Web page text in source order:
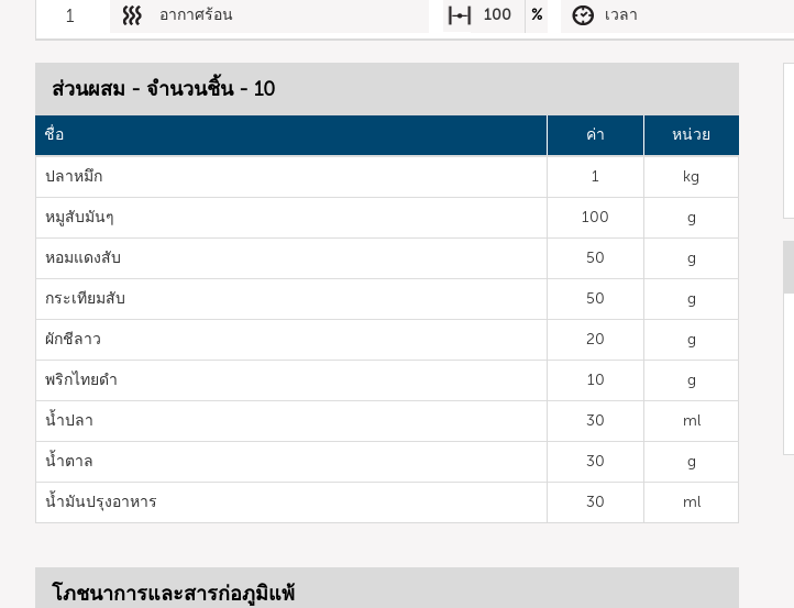
1 อากาศร้อน 100 % เวลา
ส่วนผสม - จำนวนชิ้น - 10
ชื่อ ค่า หน่วย
ปลาหมึก 1 kg
หมูสับมันๆ 100 g
หอมแดงสับ 50 g
กระเทียมสับ 50 g
ผักชีลาว 20 g
พริกไทยดำ 10 g
น้ำปลา 30 ml
น้ำตาล 30 g
น้ำมันปรุงอาหาร 30 ml
โภชนาการและสารก่อภูมิแพ้